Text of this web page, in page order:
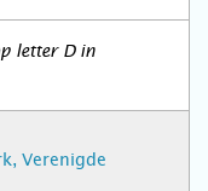
letter D in
Verenigde